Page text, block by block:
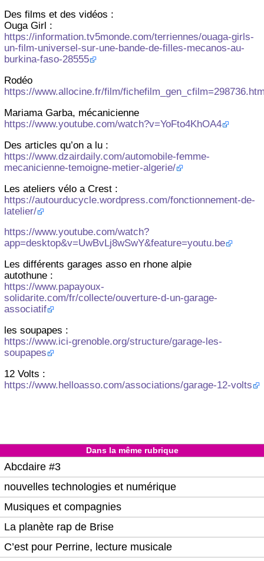
Des films et des vidéos :
Ouga Girl :
https://information.tv5monde.com/terriennes/ouaga-girls-
un-film-universel-sur-une-bande-de-filles-mecanos-au-
burkina-faso-28555
Rodéo
https://www.allocine.fr/film/
Mariama Garba, mécanicienne
https://www.youtube.com/watch?v=YoFto4KhOA4
Des articles qu’on a lu :
https://www.dzairdaily.com/automobile-femme-
mecanicienne-temoigne-metier-algerie/
Les ateliers vélo a Crest :
https://autourducycle.wordpress.com/fonctionnement-de-
latelier/
https://www.youtube.com/watch?
app=desktop&v=UwBvLj8wSwY&feature=youtu.be
Les différents garages asso en rhone alpie
autothune :
https://www.papayoux-
solidarite.com/fr/collecte/ouverture-d-un-garage-
associatif
les soupapes :
https://www.ici-grenoble.org/structure/garage-les-
soupapes
12 Volts :
https://www.helloasso.com/associations/garage-12-volts
Dans la même rubrique
Abcdaire #3
nouvelles technologies et numérique
Musiques et compagnies
La planète rap de Brise
C’est pour Perrine, lecture musicale